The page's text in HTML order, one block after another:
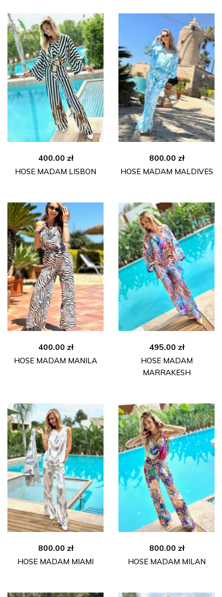
400.00 zł
HOSE MADAM LISBON
800.00 zł
HOSE MADAM MALDIVES
400.00 zł
HOSE MADAM MANILA
495.00 zł
HOSE MADAM
MARRAKESH
800.00 zł
HOSE MADAM MIAMI
800.00 zł
HOSE MADAM MILAN